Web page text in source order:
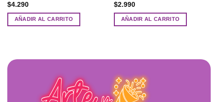
$4.290
AÑADIR AL CARRITO
$2.990
AÑADIR AL CARRITO